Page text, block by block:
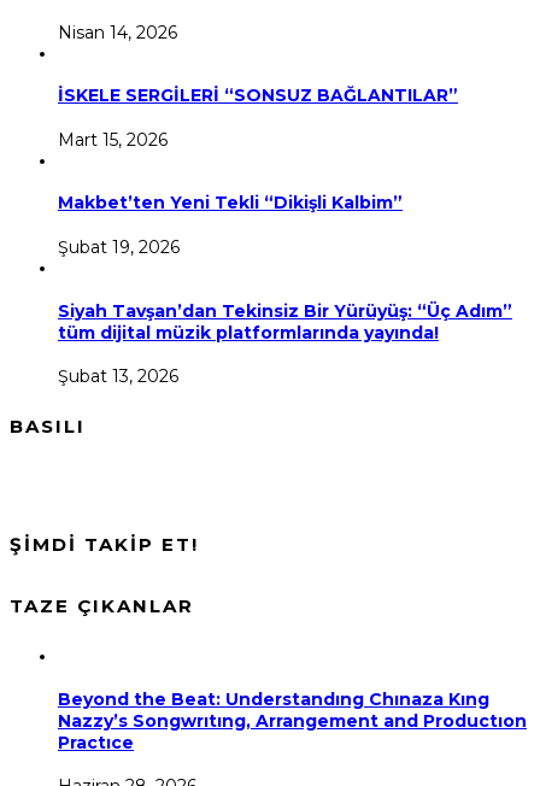
Nisan 14, 2026
İSKELE SERGİLERİ “SONSUZ BAĞLANTILAR”
Mart 15, 2026
Makbet’ten Yeni Tekli “Dikişli Kalbim”
Şubat 19, 2026
Siyah Tavşan’dan Tekinsiz Bir Yürüyüş: “Üç Adım”
tüm dijital müzik platformlarında yayında!
Şubat 13, 2026
BASILI
ŞİMDİ TAKİP ET!
TAZE ÇIKANLAR
Beyond the Beat: Understandıng Chınaza Kıng
Nazzy’s Songwrıtıng, Arrangement and Productıon
Practıce